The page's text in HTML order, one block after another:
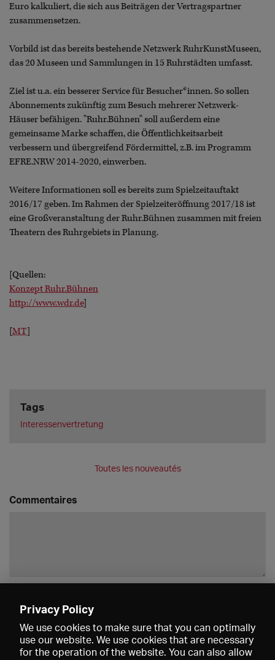
Euro kalkuliert, die sich aus Beiträgen der Vertragspartner
zusammensetzen.
Vorbild ist das bereits bestehende Netzwerk RuhrKunstMuseen,
das 20 Museen und Sammlungen in 15 Ruhrstädten umfasst.
Ziel ist u.a. ein besserer Service für Besucher*innen. So sollen
Abonnements zukünftig zum Besuch mehrerer Netzwerk-
Häuser befähigen. "Ruhr.Bühnen" soll außerdem eine
gemeinsame Marke schaffen, die Öffentlichkeitsarbeit
verbessern und übergreifend Fördermittel, z.B. im Programm
EFRE.NRW 2014-2020, einwerben.
Weitere Informationen soll es bereits zum Spielzeitauftakt
2016/17 geben. Im Rahmen der Spielzeiteröffnung 2017/18 ist
eine Großveranstaltung der Ruhr.Bühnen zusammen mit freien
Theatern des Ruhrgebiets in Planung.
[Quellen:
Konzept Ruhr.Bühnen
http://www.wdr.de]
[MT]
Tags
Interessenvertretung
Toutes les nouveautés
Commentaires
Privacy Policy
We use cookies to make sure that you can optimally
use our website. We use cookies that are necessary
for the operation of the website. You can also allow